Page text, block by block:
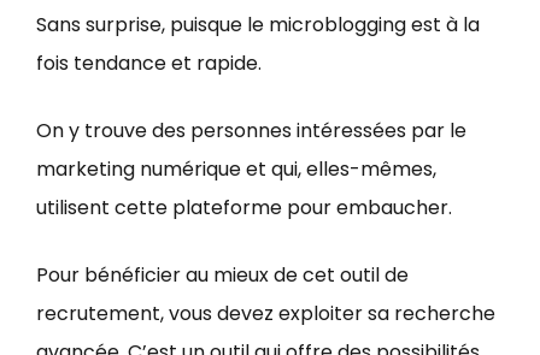
Sans surprise, puisque le microblogging est à la
fois tendance et rapide.
On y trouve des personnes intéressées par le
marketing numérique et qui, elles-mêmes,
utilisent cette plateforme pour embaucher.
Pour bénéficier au mieux de cet outil de
recrutement, vous devez exploiter sa recherche